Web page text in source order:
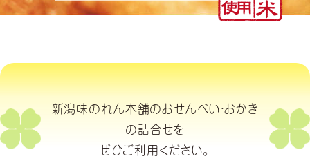
新潟味のれん本舗のおせんべい・おかき
の詰合せを
ぜひご利用ください。